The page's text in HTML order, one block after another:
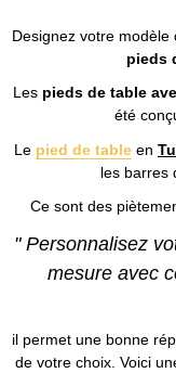
Designez votre
pieds
Lespieds de table
été
Le pied de table en
les barres
Ce sont des
" Personnalisez
mesure avec
il permet une bonne
de votre choix. Voici